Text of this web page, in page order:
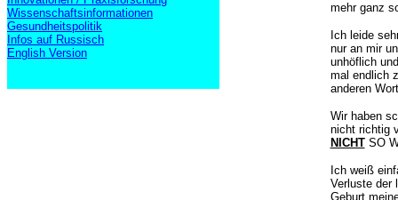
Wissenschaftsinformationen
Gesundheitspolitik
Infos auf Russisch
English Version
mehr ganz
Ich leide
nur an mir
unhöflich
mal endlich
anderen
Wir haben
nicht richtig
NICHTSO
Ich weiß
Verluste der
Geburt